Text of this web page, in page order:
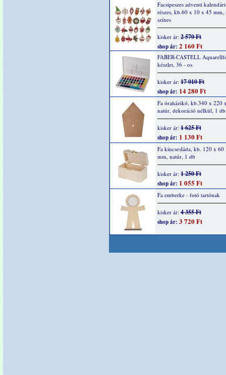
Facsipeszes adventi
részes, kb.60 x 10 x 45 mm,
színes
kisker ár: 2 570 Ft
shop ár: 2 160 Ft
FABER-CASTELL
készlet, 36 - os
kisker ár: 17 010 Ft
shop ár: 14 280 Ft
Fa óraházikó, kb.340 x 220
natúr, dekoráció nélkül, 1 db
kisker ár: 1 625 Ft
shop ár: 1 130 Ft
Fa kincsesláda, kb. 120 x 60
mm, natúr, 1 db
kisker ár: 1 250 Ft
shop ár: 1 055 Ft
Fa emberke - fotó tartónak
kisker ár: 4 355 Ft
shop ár: 3 720 Ft